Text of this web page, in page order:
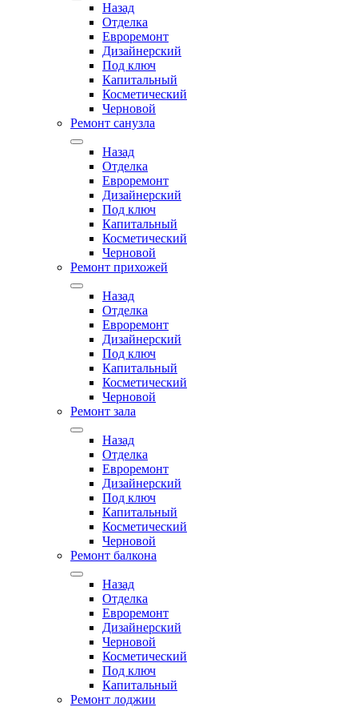
Назад
Отделка
Евроремонт
Дизайнерский
Под ключ
Капитальный
Косметический
Черновой
Ремонт санузла
Назад
Отделка
Евроремонт
Дизайнерский
Под ключ
Капитальный
Косметический
Черновой
Ремонт прихожей
Назад
Отделка
Евроремонт
Дизайнерский
Под ключ
Капитальный
Косметический
Черновой
Ремонт зала
Назад
Отделка
Евроремонт
Дизайнерский
Под ключ
Капитальный
Косметический
Черновой
Ремонт балкона
Назад
Отделка
Евроремонт
Дизайнерский
Черновой
Косметический
Под ключ
Капитальный
Ремонт лоджии